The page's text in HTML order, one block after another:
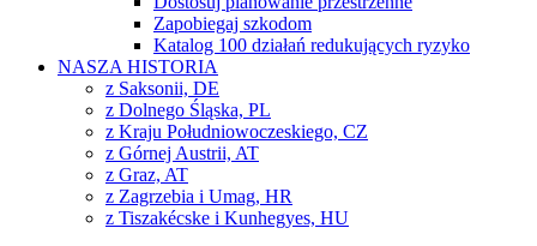
Zapobiegaj szkodom
Katalog 100 działań redukujących ryzyko
NASZA HISTORIA
z Saksonii, DE
z Dolnego Śląska, PL
z Kraju Południowoczeskiego, CZ
z Górnej Austrii, AT
z Graz, AT
z Zagrzebia i Umag, HR
z Tiszakécske i Kunhegyes, HU